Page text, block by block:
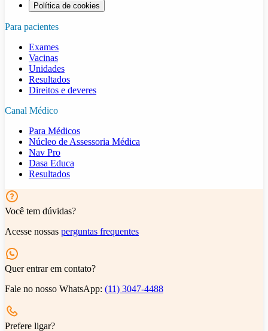
Política de cookies
Para pacientes
Exames
Vacinas
Unidades
Resultados
Direitos e deveres
Canal Médico
Para Médicos
Núcleo de Assessoria Médica
Nav Pro
Dasa Educa
Resultados
Você tem dúvidas?
Acesse nossas perguntas frequentes
Quer entrar em contato?
Fale no nosso WhatsApp: (11) 3047-4488
Prefere ligar?